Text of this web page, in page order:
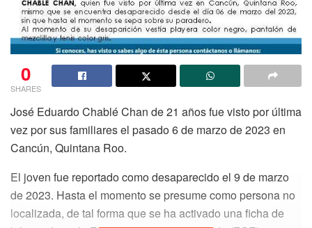
0
SHARES
José Eduardo Chablé Chan de 21 años fue visto por última
vez por sus familiares el pasado 6 de marzo de 2023 en
Cancún, Quintana Roo.
El joven fue reportado como desaparecido el 9 de marzo
de 2023. Hasta el momento se presume como persona no
localizada, de tal forma que se ha activado una ficha de